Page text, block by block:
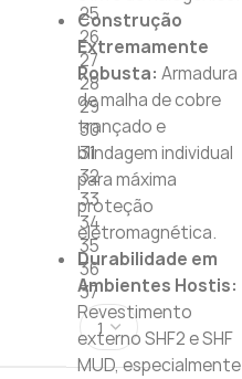
25
26
27
28
29
30
31
32
33
34
35
36
37
Construção
Extremamente
Robusta: Armadura
de malha de cobre
trançado e
blindagem individual
para máxima
proteção
eletromagnética.
Durabilidade em
Ambientes Hostis:
Revestimento
externo SHF2 e SHF
MUD, especialmente